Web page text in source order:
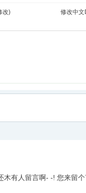
改) 修改中文
木有人留言啊- -! 您来留